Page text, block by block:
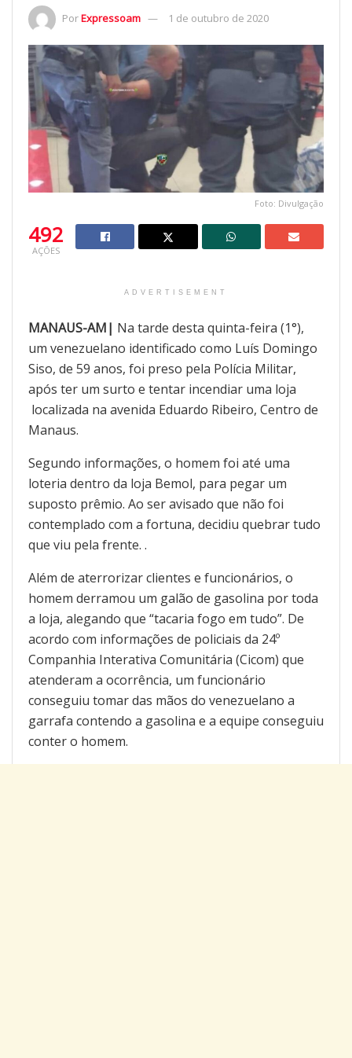
PorExpressoam 1 de outubro de 2020
Foto: Divulgação
492
AÇÕES
ADVERTISEMENT
MANAUS-AM| Na tarde desta quinta-feira (1°),
um venezuelano identificado como Luís Domingo
Siso, de 59 anos, foi preso pela Polícia Militar,
após ter um surto e tentar incendiar uma loja
localizada na avenida Eduardo Ribeiro, Centro de
Manaus.
Segundo informações, o homem foi até uma
loteria dentro da loja Bemol, para pegar um
suposto prêmio. Ao ser avisado que não foi
contemplado com a fortuna, decidiu quebrar tudo
que viu pela frente. .
Além de aterrorizar clientes e funcionários, o
homem derramou um galão de gasolina por toda
a loja, alegando que “tacaria fogo em tudo”. De
acordo com informações de policiais da 24º
Companhia Interativa Comunitária (Cicom) que
atenderam a ocorrência, um funcionário
conseguiu tomar das mãos do venezuelano a
garrafa contendo a gasolina e a equipe conseguiu
conter o homem.